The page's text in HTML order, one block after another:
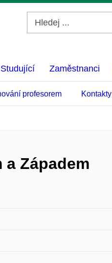
Studující Zaměstnanci
profesorem Kontakty
Západem